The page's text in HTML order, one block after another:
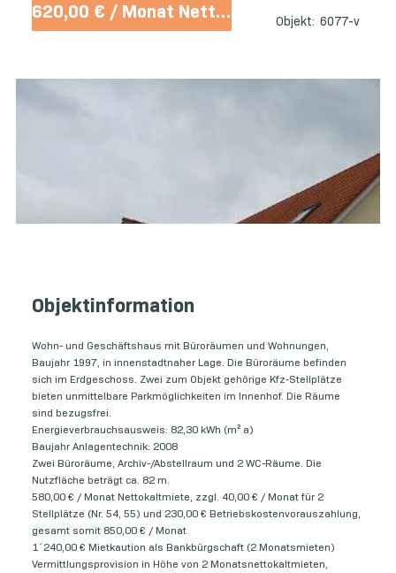
620,00 € / Monat Nettokaltmiete
Objekt: 6077-v
Objektinformation
Wohn- und Geschäftshaus mit Büroräumen und Wohnungen,
Baujahr 1997, in innenstadtnaher Lage. Die Büroräume befinden
sich im Erdgeschoss. Zwei zum Objekt gehörige Kfz-Stellplätze
bieten unmittelbare Parkmöglichkeiten im Innenhof. Die Räume
sind bezugsfrei.
Energieverbrauchsausweis: 82,30 kWh (m² a)
Baujahr Anlagentechnik: 2008
Zwei Büroräume, Archiv-/Abstellraum und 2 WC-Räume. Die
Nutzfläche beträgt ca. 82 m.
580,00 € / Monat Nettokaltmiete, zzgl. 40,00 € / Monat für 2
Stellplätze (Nr. 54, 55) und 230,00 € Betriebskostenvorauszahlung,
gesamt somit 850,00 € / Monat
1´240,00 € Mietkaution als Bankbürgschaft (2 Monatsmieten)
Vermittlungsprovision in Höhe von 2 Monatsnettokaltmieten,